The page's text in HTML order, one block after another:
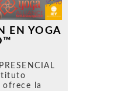
EN YOGA
ofrece la